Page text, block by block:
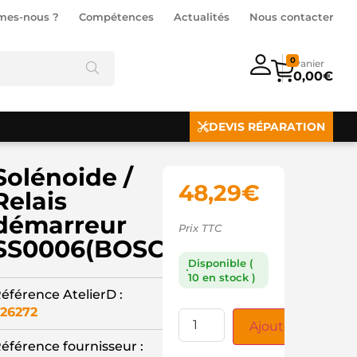
nous ? Compétences Actualités Nous contacter
0,00€
0
DEVIS RÉPARATION
/
AtelierD :
fournisseur :
48,29€
Prix TTC
Disponible (
10 en stock )
Ajouter au